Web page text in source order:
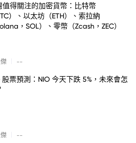
值得關注的加密貨幣：比特幣
）、以太坊（ETH）、索拉納
，SOL）、零幣（Zcash，ZEC）
--
股票預測：NIO 今天下跌 5%，未來會怎
--